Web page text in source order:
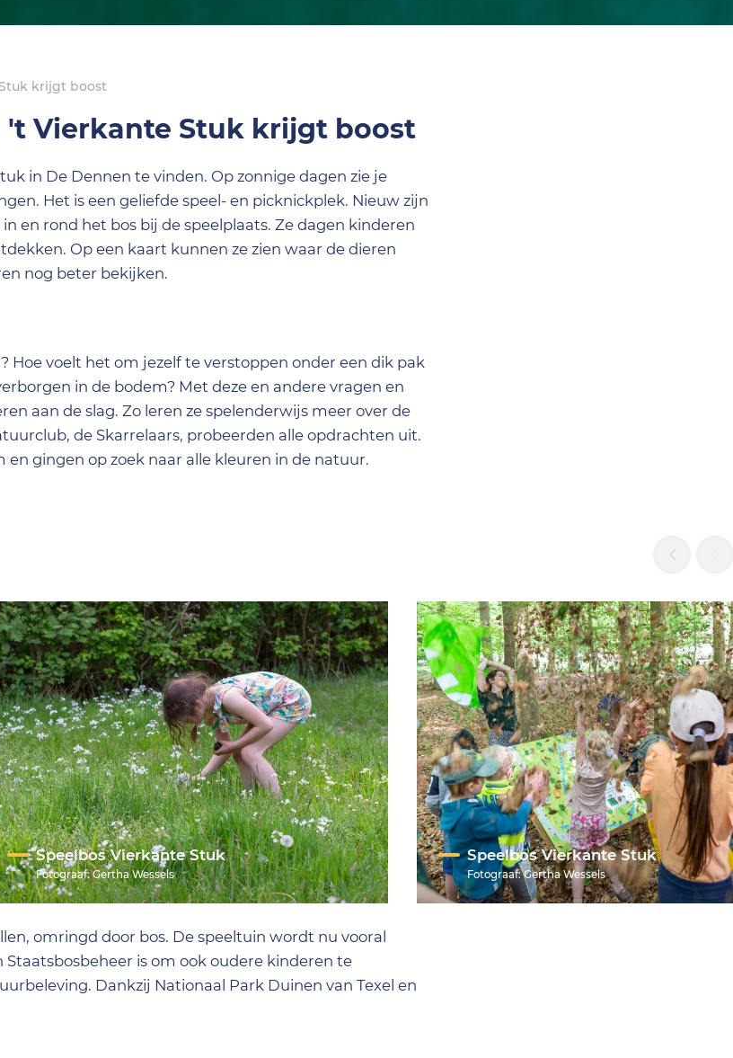
krijgt boost
Vierkante Stuk krijgt boost
in De Dennen te vinden. Op zonnige dagen zie je
Het is een geliefde speel- en picknickplek. Nieuw zijn
en rond het bos bij de speelplaats. Ze dagen kinderen
Op een kaart kunnen ze zien waar de dieren
nog beter bekijken.
Hoe voelt het om jezelf te verstoppen onder een dik pak
in de bodem? Met deze en andere vragen en
aan de slag. Zo leren ze spelenderwijs meer over de
de Skarrelaars, probeerden alle opdrachten uit.
gingen op zoek naar alle kleuren in de natuur.
Speelbos Vierkante Stuk
Fotograaf: Gertha Wessels
Speelbos Vierkante Stuk
Fotograaf: Gertha Wessels
omringd door bos. De speeltuin wordt nu vooral
is om ook oudere kinderen te
Dankzij Nationaal Park Duinen van Texel en